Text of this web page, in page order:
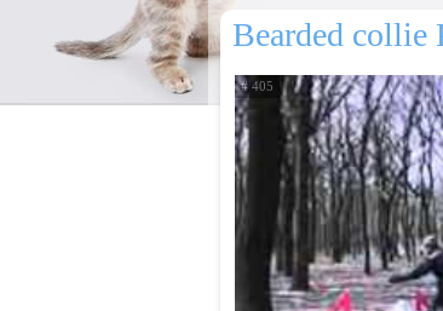
Bearded collie
# 405